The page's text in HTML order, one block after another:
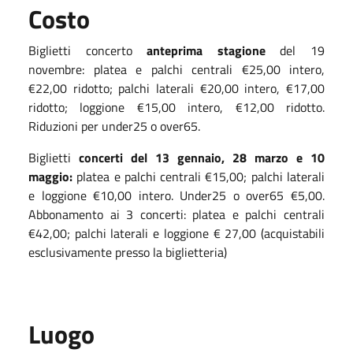
Costo
Biglietti concertoanteprima stagionedel 19
novembre: platea e palchi centrali €25,00 intero,
€22,00 ridotto; palchi laterali €20,00 intero, €17,00
ridotto; loggione €15,00 intero, €12,00 ridotto.
Riduzioni per under25 o over65.
Biglietti concerti del 13 gennaio, 28 marzo e 10
maggio: platea e palchi centrali €15,00; palchi laterali
e loggione €10,00 intero. Under25 o over65 €5,00.
Abbonamento ai 3 concerti: platea e palchi centrali
€42,00; palchi laterali e loggione € 27,00 (acquistabili
esclusivamente presso la biglietteria)
Luogo